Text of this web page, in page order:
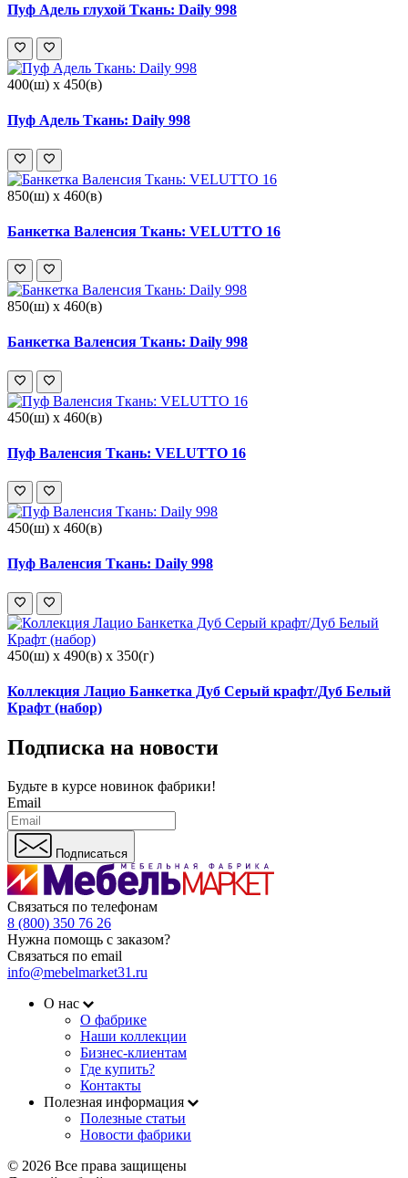
Пуф Адель глухой Ткань: Daily 998
400(ш) x 450(в)
Пуф Адель Ткань: Daily 998
850(ш) x 460(в)
Банкетка Валенсия Ткань: VELUTTO 16
850(ш) x 460(в)
Банкетка Валенсия Ткань: Daily 998
450(ш) x 460(в)
Пуф Валенсия Ткань: VELUTTO 16
450(ш) x 460(в)
Пуф Валенсия Ткань: Daily 998
450(ш) x 490(в) x 350(г)
Коллекция Лацио Банкетка Дуб Серый крафт/Дуб Белый
Крафт (набор)
Подписка на новости
Будьте в курсе новинок фабрики!
Email
Подписаться
Связаться по телефонам
8 (800) 350 76 26
Нужна помощь с заказом?
Связаться по email
info@mebelmarket31.ru
О нас
О фабрике
Наши коллекции
Бизнес-клиентам
Где купить?
Контакты
Полезная информация
Полезные статьи
Новости фабрики
© 2026 Все права защищены